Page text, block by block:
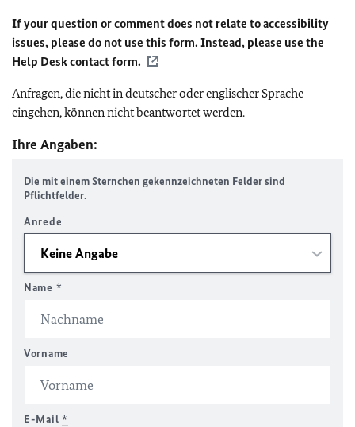
If your question or comment does not relate to accessibility
issues, please do not use this form. Instead, please use the
Help Desk contact form.
Anfragen, die nicht in deutscher oder englischer Sprache
eingehen, können nicht beantwortet werden.
Ihre Angaben:
Die mit einem Sternchen gekennzeichneten Felder sind
Pflichtfelder.
Anrede
Name *
Vorname
E-Mail *